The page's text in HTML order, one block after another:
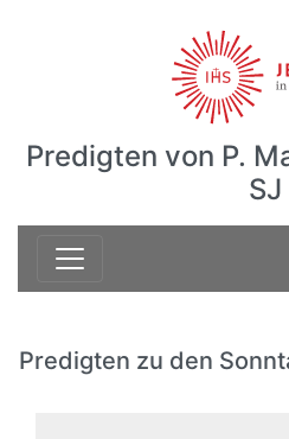
Predigten von P.
SJ
Predigten zu den